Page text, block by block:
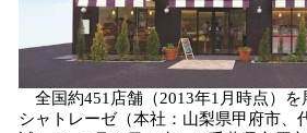
中
す
全国約451店舗（2013年1月時点）を
シャトレーゼ（本社：山梨県甲府市